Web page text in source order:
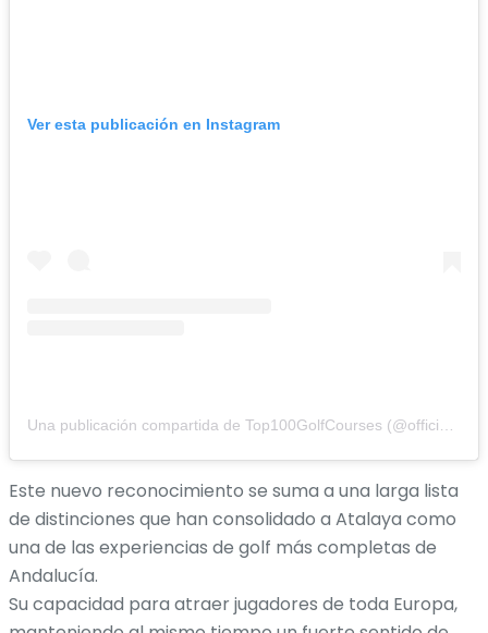
Ver esta publicación en Instagram
Este nuevo reconocimiento se suma a una larga lista
de distinciones que han consolidado a Atalaya como
una de las experiencias de golf más completas de
Andalucía.
Su capacidad para atraer jugadores de toda Europa,